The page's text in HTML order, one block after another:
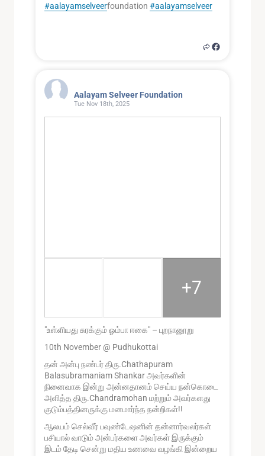
#aalayamselveerfoundation #aalayamselveer
Aalayam Selveer Foundation
Tue Nov 18th, 2025
+7
"உள்ளியது சுரக்கும் ஓம்பா ஈகை" – புறநானூறு
10th November @ Pudhukottai
தன் அன்பு நண்பர் திரு.Chathapuram
Balasubramaniam Shankar அவர்களின்
நினைவாக இன்று அன்னதானம் செய்ய நன்கொடை
அளித்த திரு.Chandramohan மற்றும் அவர்களது
குடும்பத்தினருக்கு மனமார்ந்த நன்றிகள்!!
ஆலயம் செல்வீர் பவுண்டேஷனின் தன்னார்வலர்கள்
பசியால் வாடும் அன்பர்களை அவர்கள் இருக்கும்
இடம் தேடி சென்று மதிய உணவை வழங்கி இன்றைய